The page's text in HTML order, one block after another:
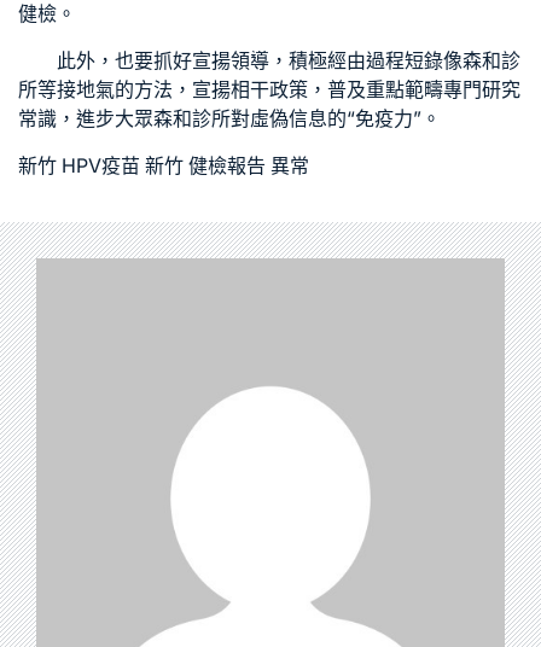
健檢 。
此外，也要抓好宣揚領導，積極經由過程短錄像森和診
所等接地氣的方法，宣揚相干政策，普及重點範疇專門研究
常識，進步大眾森和診所對虛偽信息的“免疫力”。
新竹 HPV疫苗 新竹 健檢報告 異常